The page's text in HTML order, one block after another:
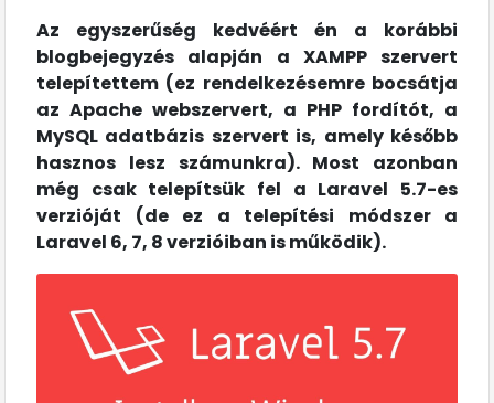
Az egyszerűség kedvéért én a korábbi
blogbejegyzés alapján a XAMPP szervert
telepítettem (ez rendelkezésemre bocsátja
az Apache webszervert, a PHP fordítót, a
MySQL adatbázis szervert is, amely később
hasznos lesz számunkra). Most azonban
még csak telepítsük fel a Laravel 5.7-es
verzióját (de ez a telepítési módszer a
Laravel 6, 7, 8 verzióiban is működik).